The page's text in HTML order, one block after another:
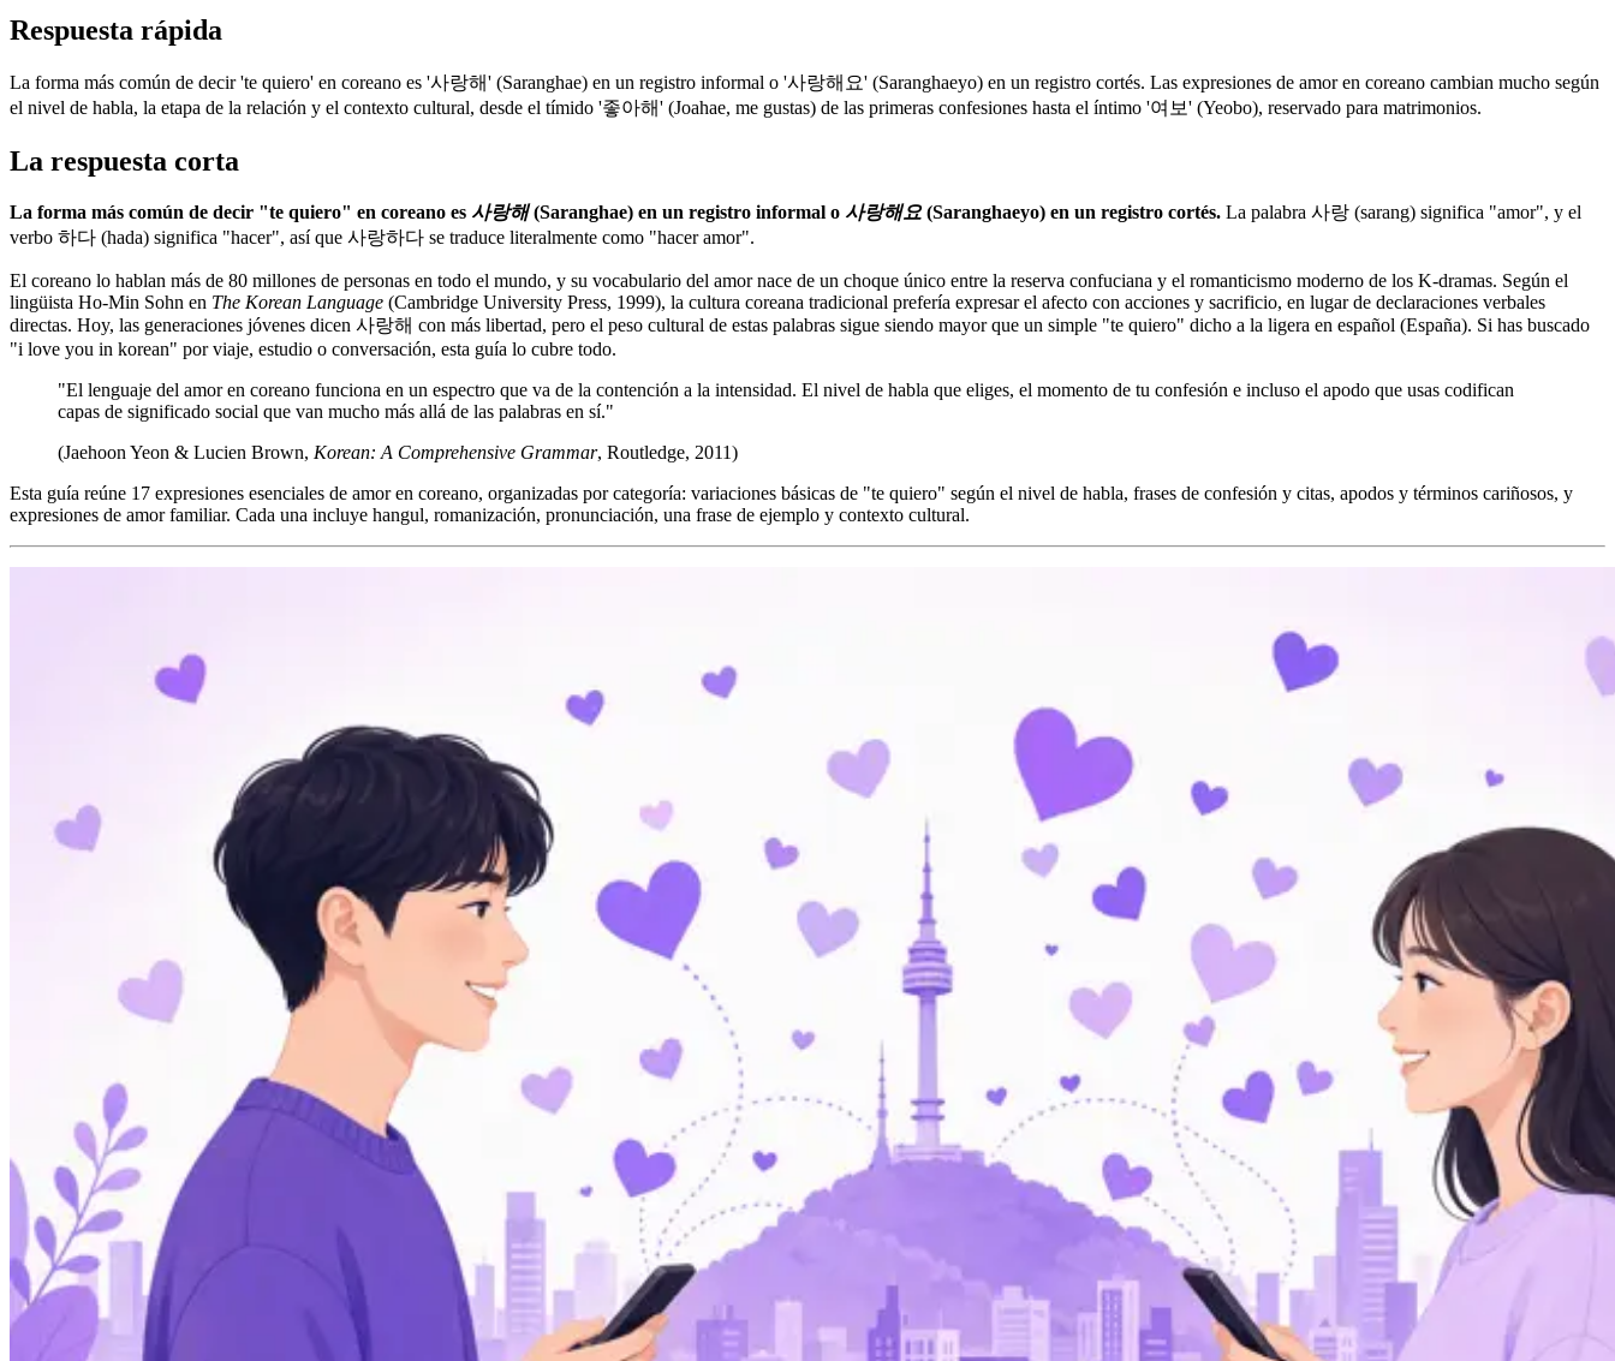
Respuesta rápida
La forma más común de decir 'te quiero' en coreano es '사랑해' (Saranghae) en un registro informal o '사랑해요' (Saranghaeyo) en un registro cortés. Las expresiones de amor en coreano cambian mucho según
el nivel de habla, la etapa de la relación y el contexto cultural, desde el tímido '좋아해' (Joahae, me gustas) de las primeras confesiones hasta el íntimo '여보' (Yeobo), reservado para matrimonios.
La respuesta corta
La forma más común de decir "te quiero" en coreano es 사랑해(Saranghae) en un registro informal o 사랑해요 (Saranghaeyo) en un registro cortés. La palabra 사랑 (sarang) significa "amor", y el
verbo 하다 (hada) significa "hacer", así que 사랑하다 se traduce literalmente como "hacer amor".
El coreano lo hablan más de 80 millones de personas en todo el mundo, y su vocabulario del amor nace de un choque único entre la reserva confuciana y el romanticismo moderno de los K-dramas. Según el
lingüista Ho-Min Sohn en The Korean Language (Cambridge University Press, 1999), la cultura coreana tradicional prefería expresar el afecto con acciones y sacrificio, en lugar de declaraciones verbales
directas. Hoy, las generaciones jóvenes dicen 사랑해 con más libertad, pero el peso cultural de estas palabras sigue siendo mayor que un simple "te quiero" dicho a la ligera en español (España). Si has buscado
"i love you in korean" por viaje, estudio o conversación, esta guía lo cubre todo.
"El lenguaje del amor en coreano funciona en un espectro que va de la contención a la intensidad. El nivel de habla que eliges, el momento de tu confesión e incluso el apodo que usas codifican
capas de significado social que van mucho más allá de las palabras en sí."
(Jaehoon Yeon & Lucien Brown, Korean: A Comprehensive Grammar, Routledge, 2011)
Esta guía reúne 17 expresiones esenciales de amor en coreano, organizadas por categoría: variaciones básicas de "te quiero" según el nivel de habla, frases de confesión y citas, apodos y términos cariñosos, y
expresiones de amor familiar. Cada una incluye hangul, romanización, pronunciación, una frase de ejemplo y contexto cultural.